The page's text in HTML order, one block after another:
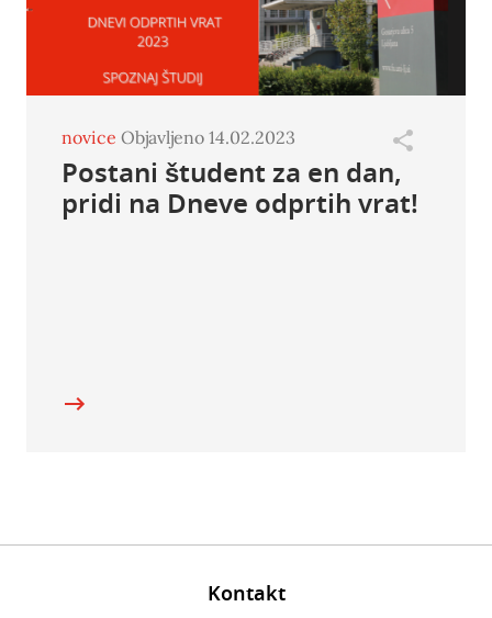
novice Objavljeno 14.02.2023
Postani študent za en dan,
pridi na Dneve odprtih vrat!
Kontakt